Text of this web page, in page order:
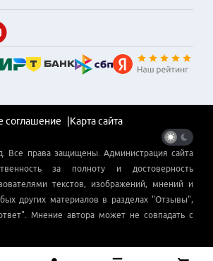
соглашение
Карта сайта
. Все права защищены. Администрация сайта
за полноту и достоверность
текстов, изображений, мнений и
других материалов в разделах "Отзывы",
Мнение автора может не совпадать с